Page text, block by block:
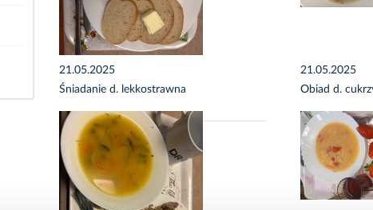
21.05.2025
Śniadanie d. lekkostrawna
21.05.2025
Obiad d.